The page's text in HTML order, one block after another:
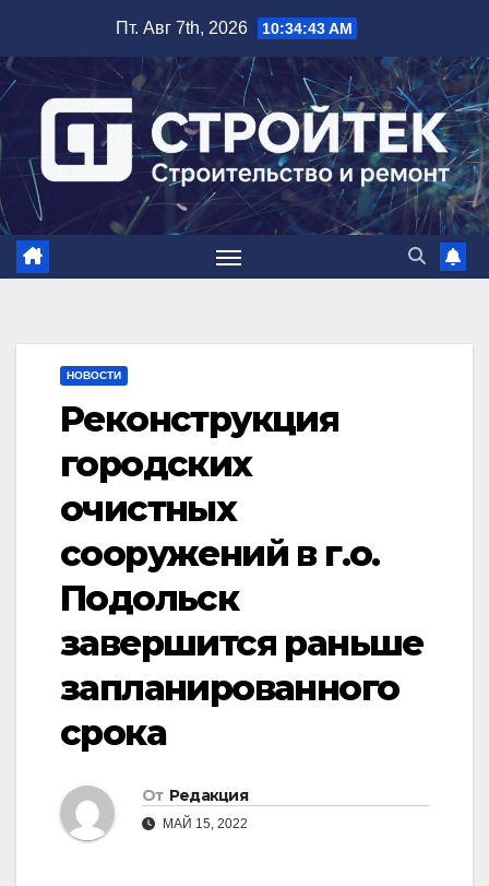
содержимому
Пт. Авг 7th, 2026 10:34:43 AM
НОВОСТИ
Реконструкция
городских
очистных
сооружений в г.о.
Подольск
завершится раньше
запланированного
срока
От Редакция
МАЙ 15, 2022